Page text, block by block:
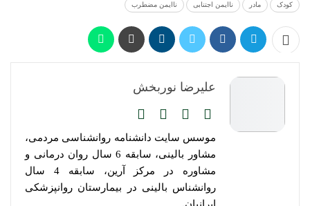
کودک مادر ناایمن اجتنابی ناایمن مضطرب
علیرضا نوربخش
موسس سایت دانشنامه روانشناسی مردمی،
مشاور بالینی، سابقه 6 سال روان درمانی و
مشاوره در مرکز آرین، سابقه 4 سال
روانشناس بالینی در بیمارستان روانپزشکی